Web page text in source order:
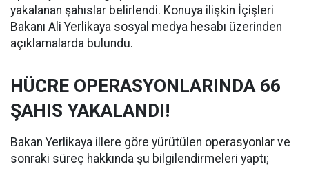
yakalanan şahıslar belirlendi. Konuya ilişkin İçişleri
Bakanı Ali Yerlikaya sosyal medya hesabı üzerinden
açıklamalarda bulundu.
HÜCRE OPERASYONLARINDA 66
ŞAHIS YAKALANDI!
Bakan Yerlikaya illere göre yürütülen operasyonlar ve
sonraki süreç hakkında şu bilgilendirmeleri yaptı;